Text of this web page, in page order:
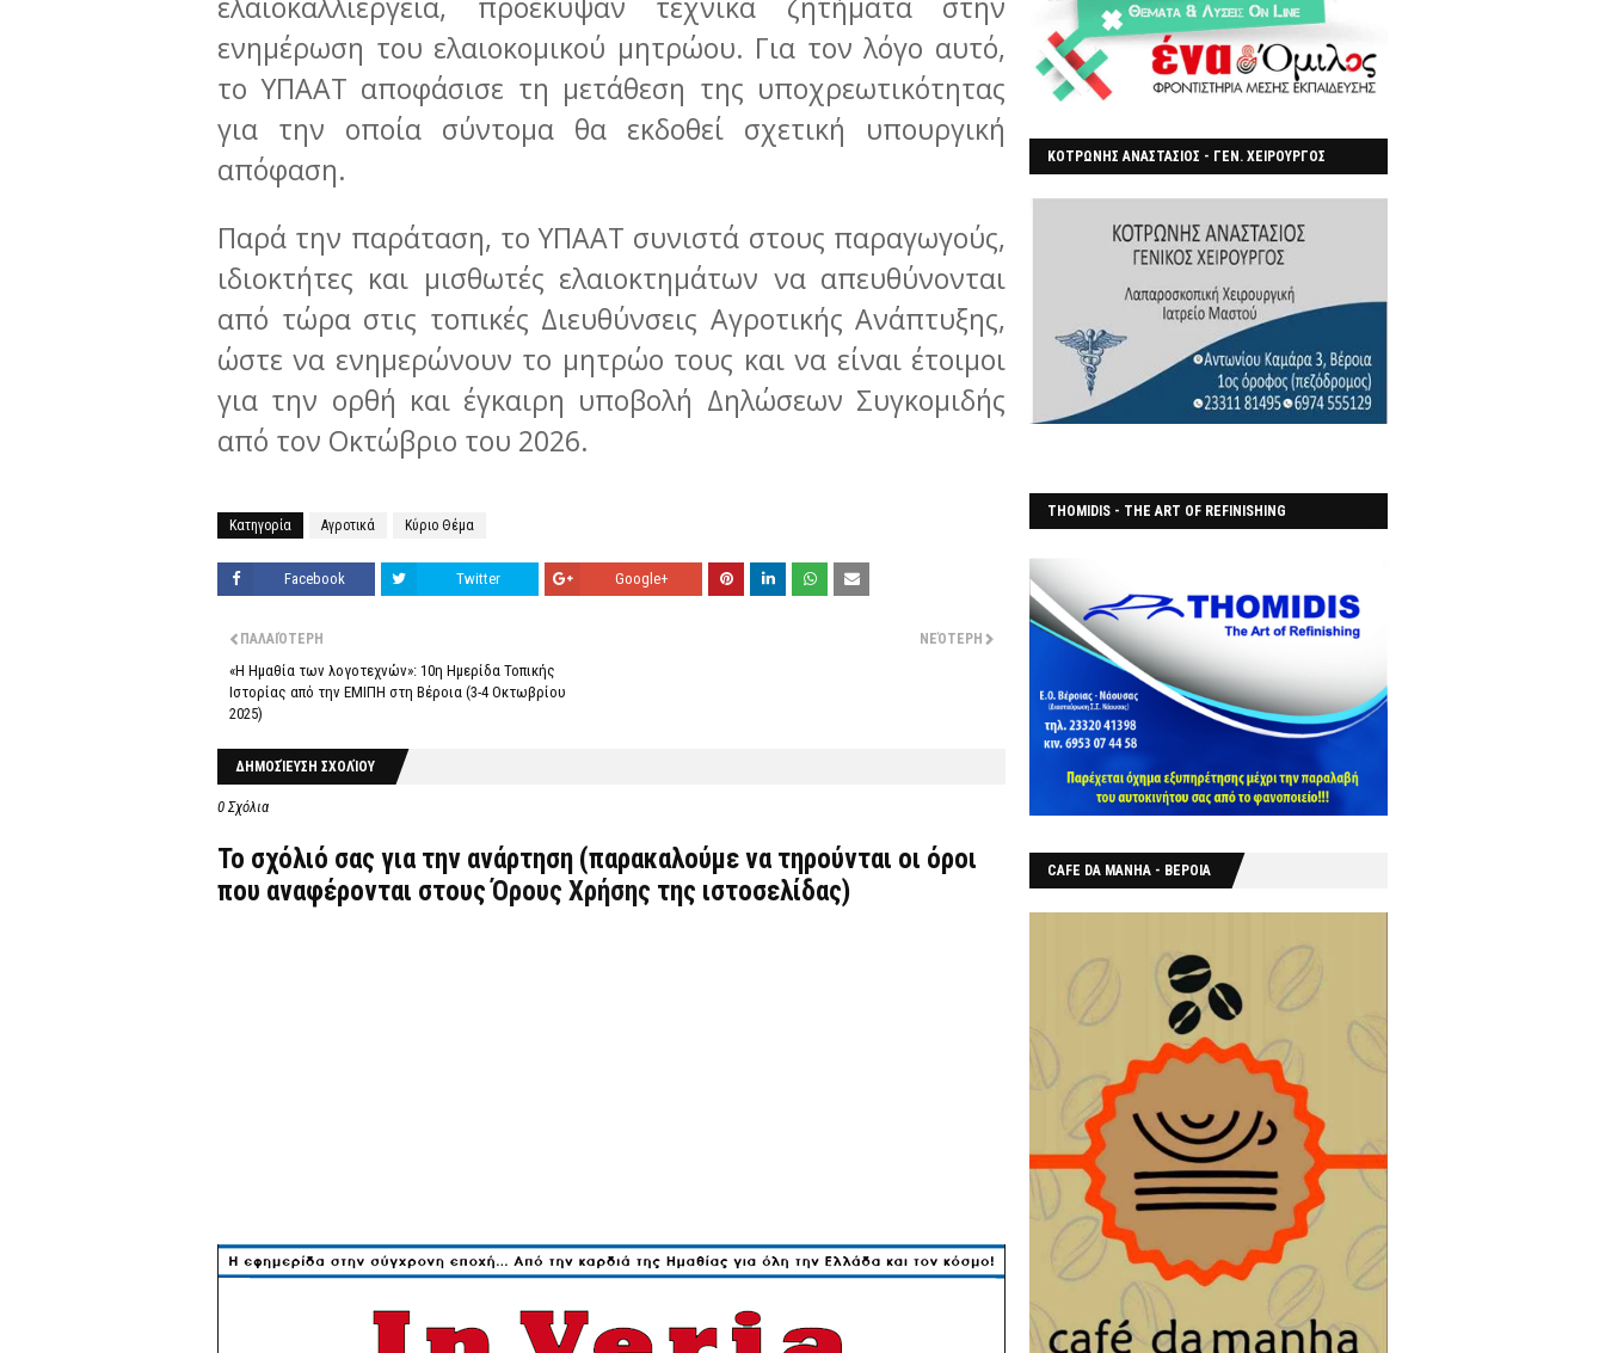
ενημέρωση του ελαιοκομικού μητρώου. Για τον λόγο αυτό,
το ΥΠΑΑΤ αποφάσισε τη μετάθεση της υποχρεωτικότητας
για την οποία σύντομα θα εκδοθεί σχετική υπουργική
απόφαση.
Παρά την παράταση, το ΥΠΑΑΤ συνιστά στους παραγωγούς,
ιδιοκτήτες και μισθωτές ελαιοκτημάτων να απευθύνονται
από τώρα στις τοπικές Διευθύνσεις Αγροτικής Ανάπτυξης,
ώστε να ενημερώνουν το μητρώο τους και να είναι έτοιμοι
για την ορθή και έγκαιρη υποβολή Δηλώσεων Συγκομιδής
από τον Οκτώβριο του 2026.
Κατηγορία Αγροτικά Κύριο Θέμα
Facebook Twitter Google+
ΝΕΌΤΕΡΗ
ΠΑΛΑΙΌΤΕΡΗ
«Η Ημαθία των λογοτεχνών»: 10η Ημερίδα Τοπικής
Ιστορίας από την ΕΜΙΠΗ στη Βέροια (3-4 Οκτωβρίου
2025)
ΔΗΜΟΣΊΕΥΣΗ ΣΧΟΛΊΟΥ
0 Σχόλια
Το σχόλιό σας για την ανάρτηση (παρακαλούμε να τηρούνται οι όροι
που αναφέρονται στουςΌρους Χρήσης της ιστοσελίδας)
ΚΟΤΡΩΝΗΣ ΑΝΑΣΤΑΣΙΟΣ - ΓΕΝ. ΧΕΙΡΟΥΡΓΟΣ
THOMIDIS - THE ART OF REFINISHING
CAFE DA MANHA - ΒΕΡΟΙΑ